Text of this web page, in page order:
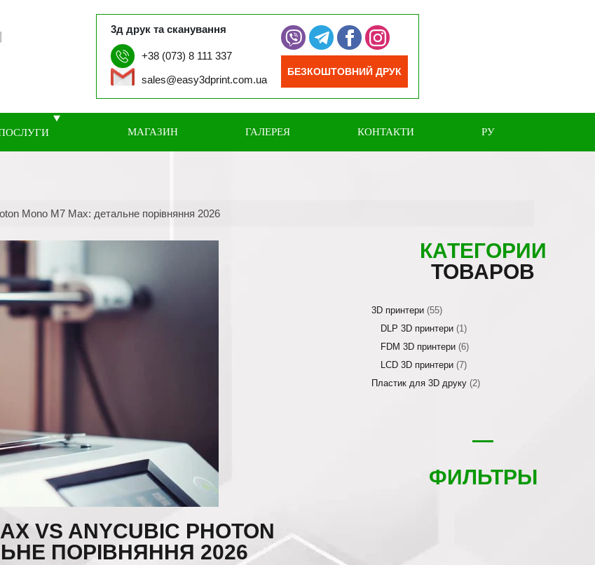
3д друк та сканування
+38 (073) 8 111 337
sales@easy3dprint.com.ua
БЕЗКОШТОВНИЙ ДРУК
МАГАЗИН ГАЛЕРЕЯ КОНТАКТИ РУ
Mono M7 Max: детальне порівняння 2026
VS ANYCUBIC PHOTON
ПОРІВНЯННЯ 2026
КАТЕГОРИИ
ТОВАРОВ
3D принтери (55)
DLP 3D принтери (1)
FDM 3D принтери (6)
LCD 3D принтери (7)
Пластик для 3D друку (2)
ФИЛЬТРЫ